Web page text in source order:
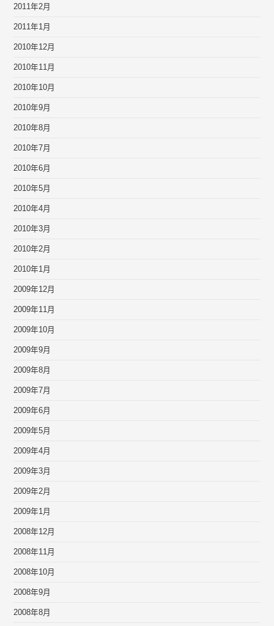
2011年2月
2011年1月
2010年12月
2010年11月
2010年10月
2010年9月
2010年8月
2010年7月
2010年6月
2010年5月
2010年4月
2010年3月
2010年2月
2010年1月
2009年12月
2009年11月
2009年10月
2009年9月
2009年8月
2009年7月
2009年6月
2009年5月
2009年4月
2009年3月
2009年2月
2009年1月
2008年12月
2008年11月
2008年10月
2008年9月
2008年8月